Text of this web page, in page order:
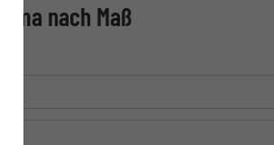
nach Maß